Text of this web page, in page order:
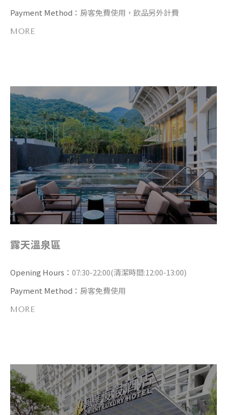
Payment Method： 房客免費使用，飲品另外計費
MORE
露天溫泉區
Opening Hours： 07:30-22:00(清潔時間:12:00-13:00)
Payment Method： 房客免費使用
MORE